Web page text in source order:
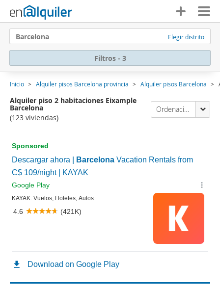
Barcelona Elegir distrito
Filtros - 3
Inicio Alquiler pisos Barcelona provincia Alquiler pisos Barcelona
Alquiler piso 2 habitaciones Eixample
Barcelona
(123 viviendas)
Ordenación Enalquiler